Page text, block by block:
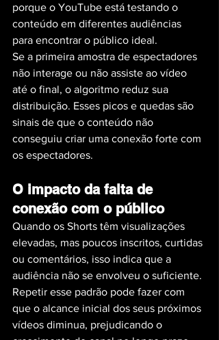
porque o YouTube está testando o
conteúdo em diferentes audiências
para encontrar o público ideal.
Se a primeira amostra de espectadores
não interage ou não assiste ao vídeo
até o final, o algoritmo reduz sua
distribuição. Esses picos e quedas são
sinais de que o conteúdo não
conseguiu criar uma conexão forte com
os espectadores.
O impacto da falta de
conexão com o público
Quando os Shorts têm visualizações
elevadas, mas poucos inscritos, curtidas
ou comentários, isso indica que a
audiência não se envolveu o suficiente.
Repetir esse padrão pode fazer com
que o alcance inicial dos seus próximos
vídeos diminua, prejudicando o